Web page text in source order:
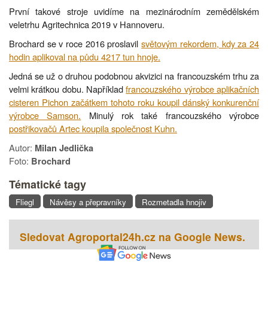
První takové stroje uvidíme na mezinárodním zemědělském
veletrhu Agritechnica 2019 v Hannoveru.
Brochard se v roce 2016 proslavilsvětovým rekordem, kdy za 24
hodin aplikoval na půdu 4217 tun hnoje.
Jedná se už o druhou podobnou akvizici na francouzském trhu za
velmi krátkou dobu. Napříkladfrancouzského výrobce aplikačních
cisteren Pichon začátkem tohoto roku koupil dánský konkurenční
výrobce Samson. Minulý rok také francouzského výrobce
postřikovačů Artec koupila společnost Kuhn.
Autor: Milan Jedlička
Foto: Brochard
Tématické tagy
Fliegl Návěsy a přepravníky Rozmetadla hnojiv
Sledovat Agroportal24h.cz na Google News.